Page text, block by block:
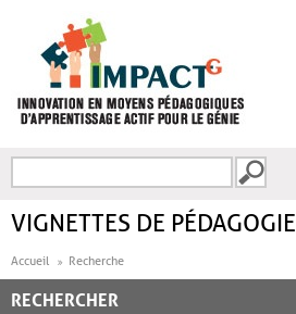
FORMULAIRE DE
VIGNETTES DE
Accueil Recherche
RECHERCHER